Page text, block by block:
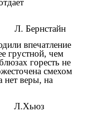
Л. Бернстайн
впечатление
грустной, чем
горесть не
смехом
нет веры, на
Л.Хьюз